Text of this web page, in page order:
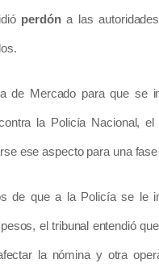
perdóna las
de Mercado para que se
la Policía Nacional, el
ese aspecto para una
de que a la Policía se le
el tribunal entendió que
la nómina y otra